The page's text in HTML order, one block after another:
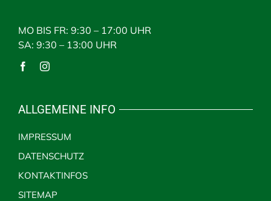
MO BIS FR: 9:30 – 17:00 UHR
SA: 9:30 – 13:00 UHR
ALLGEMEINE INFO
IMPRESSUM
DATENSCHUTZ
KONTAKTINFOS
SITEMAP